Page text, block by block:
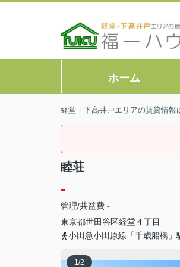
ホーム
経堂・下高井戸エリアの賃貸情報
睦荘
-
管理/共益費 -
東京都世田谷区経堂４丁目
小田急小田原線「千歳船橋」
1/2